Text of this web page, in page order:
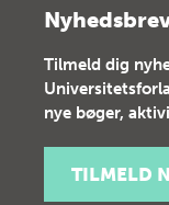
Tilmeld dig
nye bøger,
TILMELD